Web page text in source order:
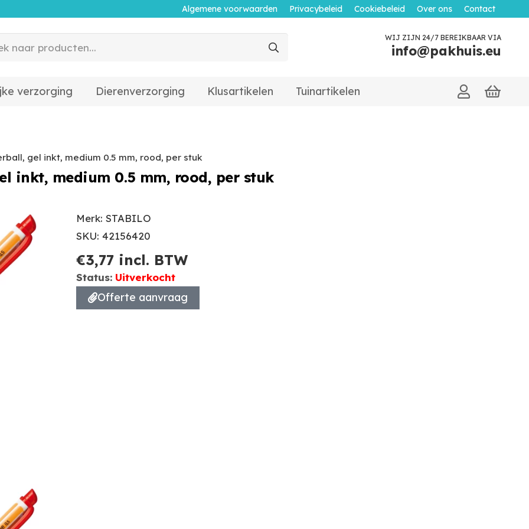
Algemene voorwaarden Privacybeleid Cookiebeleid Over ons Contact
WIJ ZIJN 24/7 BEREIKBAAR VIA
info@pakhuis.eu
verzorging Dierenverzorging Klusartikelen Tuinartikelen
gel inkt, medium 0.5 mm, rood, per stuk
inkt, medium 0.5 mm, rood, per stuk
Merk: STABILO
SKU: 42156420
€3,77 incl. BTW
Status: Uitverkocht
Offerte aanvraag